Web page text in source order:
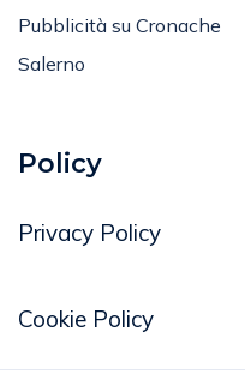
Pubblicità su Cronache
Salerno
Policy
Privacy Policy
Cookie Policy